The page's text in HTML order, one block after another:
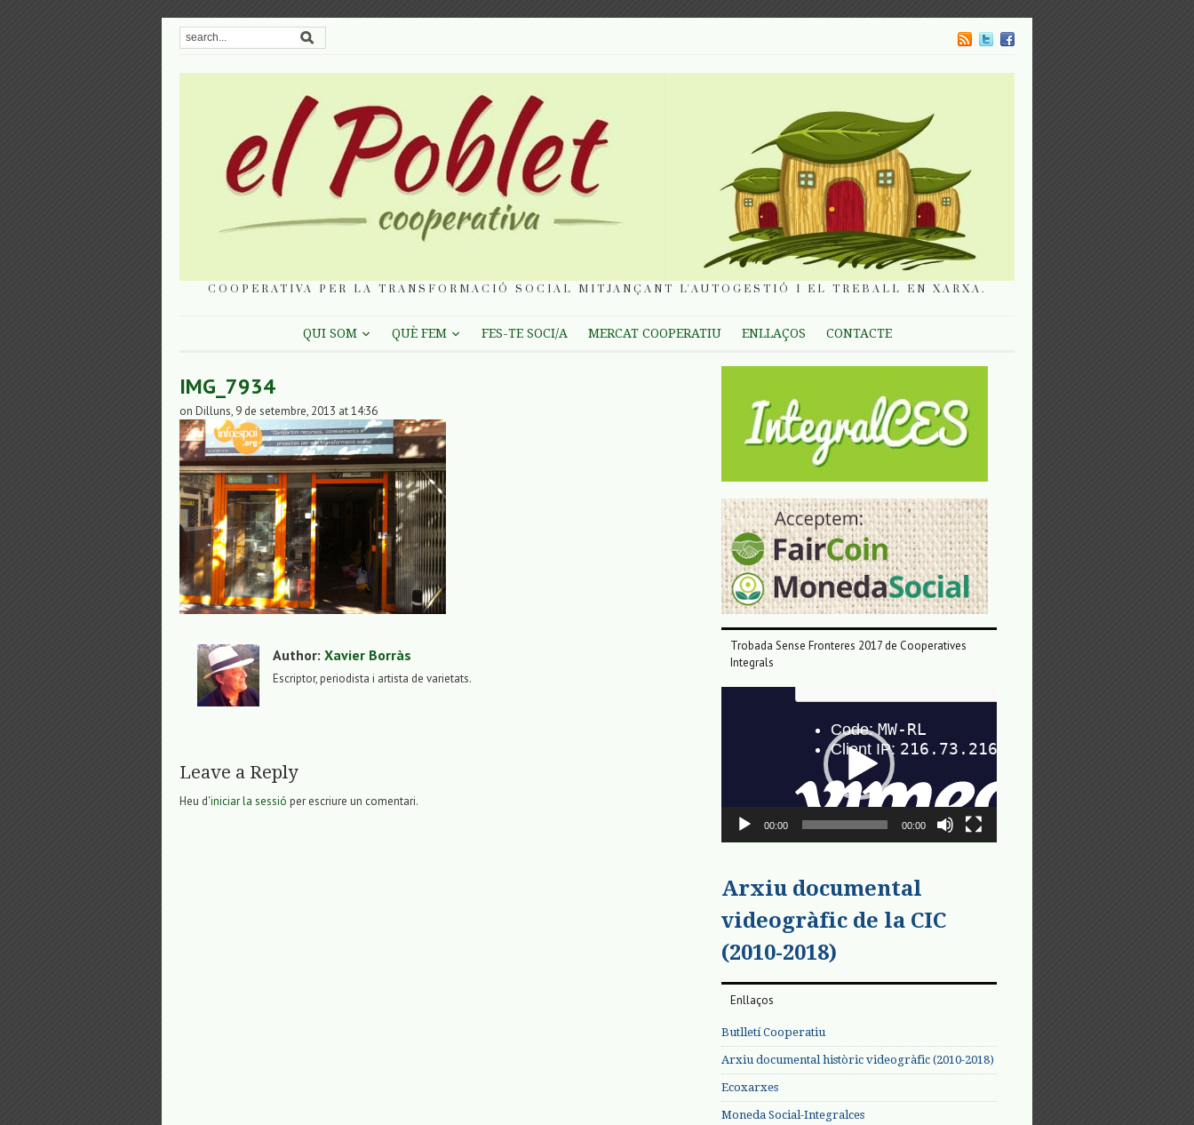
COOPERATIVA PER LA TRANSFORMACIÓ SOCIAL MITJANÇANT L'AUTOGESTIÓ I EL TREBALL EN XARXA.
QUI SOM QUÈ FEM FES-TE SOCI/A MERCAT COOPERATIU ENLLAÇOS CONTACTE
IMG_7934
on Dilluns, 9 de setembre, 2013 at 14:36
Author: Xavier Borràs
Escriptor, periodista i artista de varietats.
Leave a Reply
Heu d'iniciar la sessió per escriure un comentari.
Trobada Sense Fronteres 2017 de Cooperatives
Integrals
00:00 00:00
Arxiu documental
videogràfic de la CIC
(2010-2018)
Enllaços
Butlletí Cooperatiu
Arxiu documental històric videogràfic (2010-2018)
Ecoxarxes
Moneda Social-Integralces